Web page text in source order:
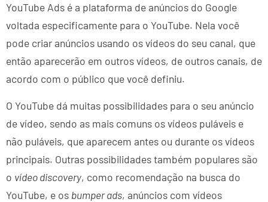
YouTube Ads é a plataforma de anúncios do Google
voltada especificamente para o YouTube. Nela você
pode criar anúncios usando os vídeos do seu canal, que
então aparecerão em outros vídeos, de outros canais, de
acordo com o público que você definiu.
O YouTube dá muitas possibilidades para o seu anúncio
de vídeo, sendo as mais comuns os vídeos puláveis e
não puláveis, que aparecem antes ou durante os vídeos
principais. Outras possibilidades também populares são
o vídeo discovery, como recomendação na busca do
YouTube, e os bumper ads, anúncios com vídeos